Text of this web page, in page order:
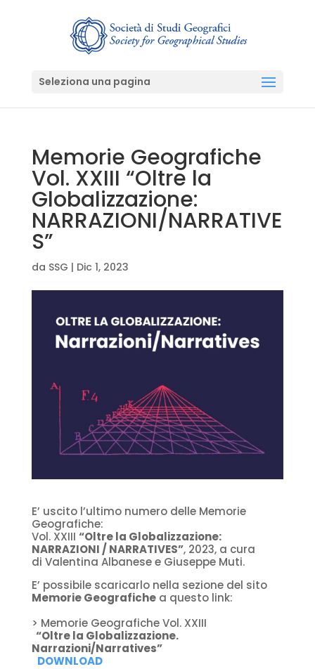
Seleziona una pagina
Memorie Geografiche
Vol. XXIII “Oltre la
Globalizzazione:
NARRAZIONI/NARRATIVE
S”
da SSG | Dic 1, 2023
E’ uscito l’ultimo numero delle Memorie
Geografiche:
Vol. XXIII “Oltre la Globalizzazione:
NARRAZIONI / NARRATIVES”, 2023, a cura
di Valentina Albanese e Giuseppe Muti.
E’ possibile scaricarlo nella sezione del sito
Memorie Geografichea questo link:
> Memorie Geografiche Vol. XXIII
“Oltre la Globalizzazione.
Narrazioni/Narratives”
DOWNLOAD